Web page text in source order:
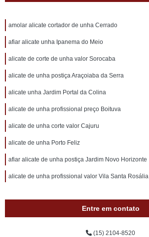
amolar alicate cortador de unha Cerrado
afiar alicate unha Ipanema do Meio
alicate de corte de unha valor Sorocaba
alicate de unha postiça Araçoiaba da Serra
alicate unha Jardim Portal da Colina
alicate de unha profissional preço Boituva
alicate de unha corte valor Cajuru
alicate de unha Porto Feliz
afiar alicate de unha postiça Jardim Novo Horizonte
alicate de unha profissional valor Vila Santa Rosália
Entre em contato
(15) 2104-8520